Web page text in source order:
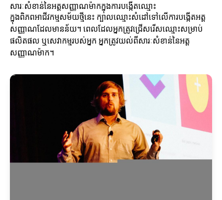
សារៈសំខាន់នៃអត្តសញ្ញាណម៉ាកក្នុងការបង្កើតឈ្មោះ
ក្នុងពិភពអាជីវកម្មសម័យថ្មីនេះ ក្បាលឈ្មោះសំដៅទៅលើការបង្កើតអត្ត
សញ្ញាណដែលមានន័យ។ ពេលដែលអ្នកត្រូវជ្រើសរើសឈ្មោះសម្រាប់
ផលិតផល ឬសេវាកម្មរបស់អ្នក អ្នកត្រូវយល់ពីសារៈសំខាន់នៃអត្ត
សញ្ញាណម៉ាក។